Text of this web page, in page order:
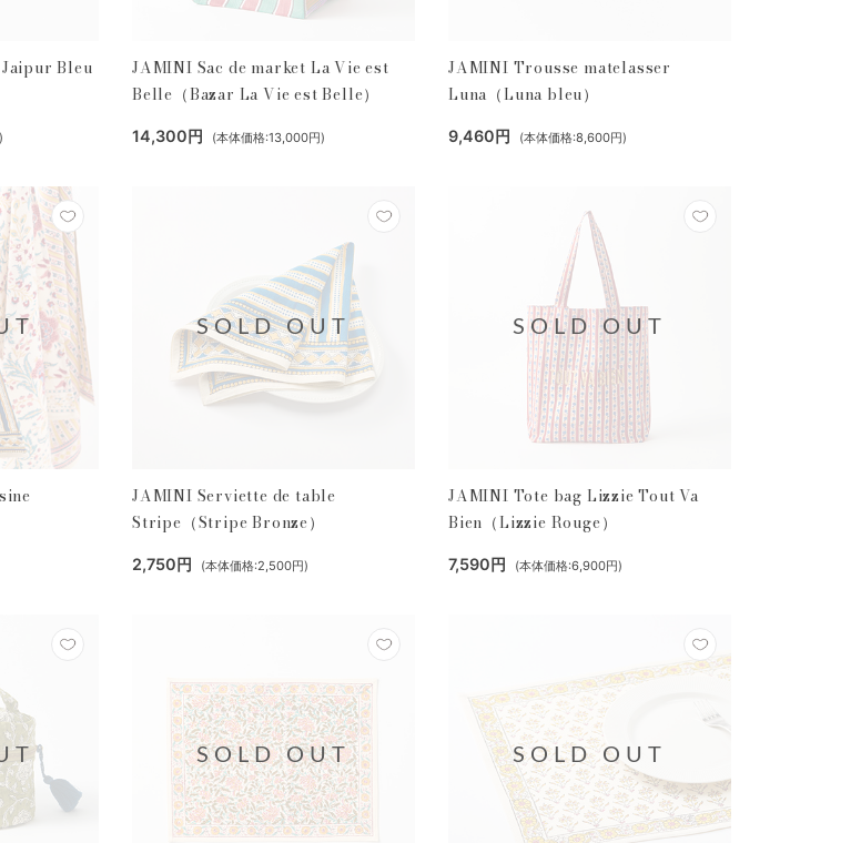
Bleu
JAMINI Sac de market La Vie est
Belle（Bazar La Vie est Belle）
14,300円 (本体価格:13,000円)
JAMINI Trousse matelasser
Luna（Luna bleu）
9,460円 (本体価格:8,600円)
JAMINI Serviette de table
Stripe（Stripe Bronze）
2,750円 (本体価格:2,500円)
SOLD OUT
JAMINI Tote bag Lizzie Tout Va
Bien（Lizzie Rouge）
7,590円 (本体価格:6,900円)
SOLD OUT
SOLD OUT SOLD OUT